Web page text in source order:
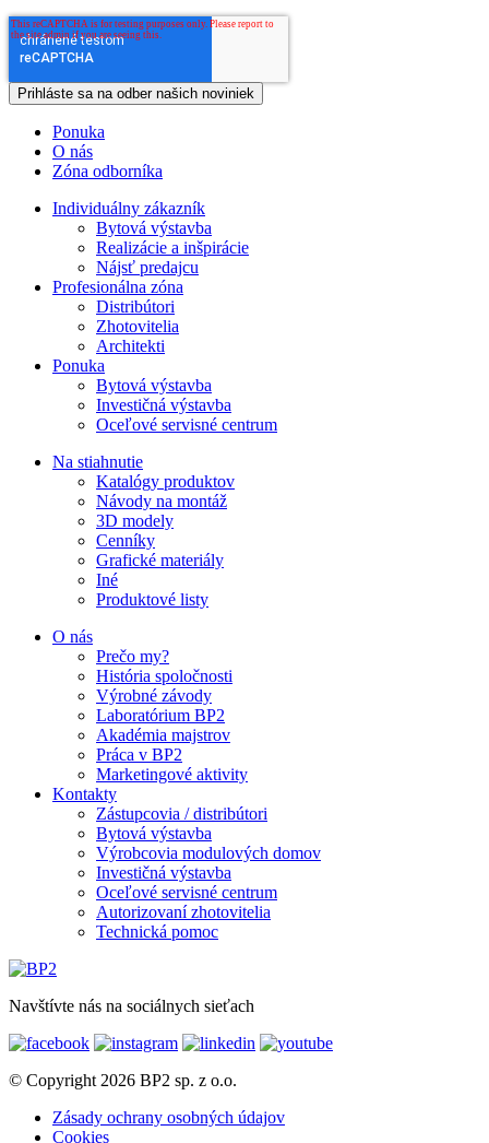
Ponuka
O nás
Zóna odborníka
Individuálny zákazník
Bytová výstavba
Realizácie a inšpirácie
Nájsť predajcu
Profesionálna zóna
Distribútori
Zhotovitelia
Architekti
Ponuka
Bytová výstavba
Investičná výstavba
Oceľové servisné centrum
Na stiahnutie
Katalógy produktov
Návody na montáž
3D modely
Cenníky
Grafické materiály
Iné
Produktové listy
O nás
Prečo my?
História spoločnosti
Výrobné závody
Laboratórium BP2
Akadémia majstrov
Práca v BP2
Marketingové aktivity
Kontakty
Zástupcovia / distribútori
Bytová výstavba
Výrobcovia modulových domov
Investičná výstavba
Oceľové servisné centrum
Autorizovaní zhotovitelia
Technická pomoc
Navštívte nás na sociálnych sieťach
© Copyright 2026 BP2 sp. z o.o.
Zásady ochrany osobných údajov
Cookies